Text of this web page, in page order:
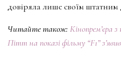
довіряла лише своїм штатним
Читайте також: Кінопрем’єра
Пітт на показі фільму “F1”